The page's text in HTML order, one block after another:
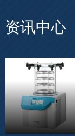
资讯中心